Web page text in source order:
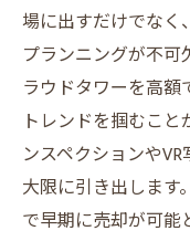
売主様に
高額売却
地域に根
売却成功
市場をリ
り組み
物件の付加価
場に出すだけでなく
プランニングが不
ラウドタワーを高
トレンドを掴むこ
ンスペクションや
大限に引き出します
で早期に売却が可能